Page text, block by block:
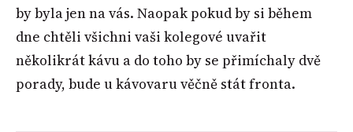
by byla jen na vás. Naopak pokud by si během
dne chtěli všichni vaši kolegové uvařit
několikrát kávu a do toho by se přimíchaly dvě
porady, bude u kávovaru věčně stát fronta.